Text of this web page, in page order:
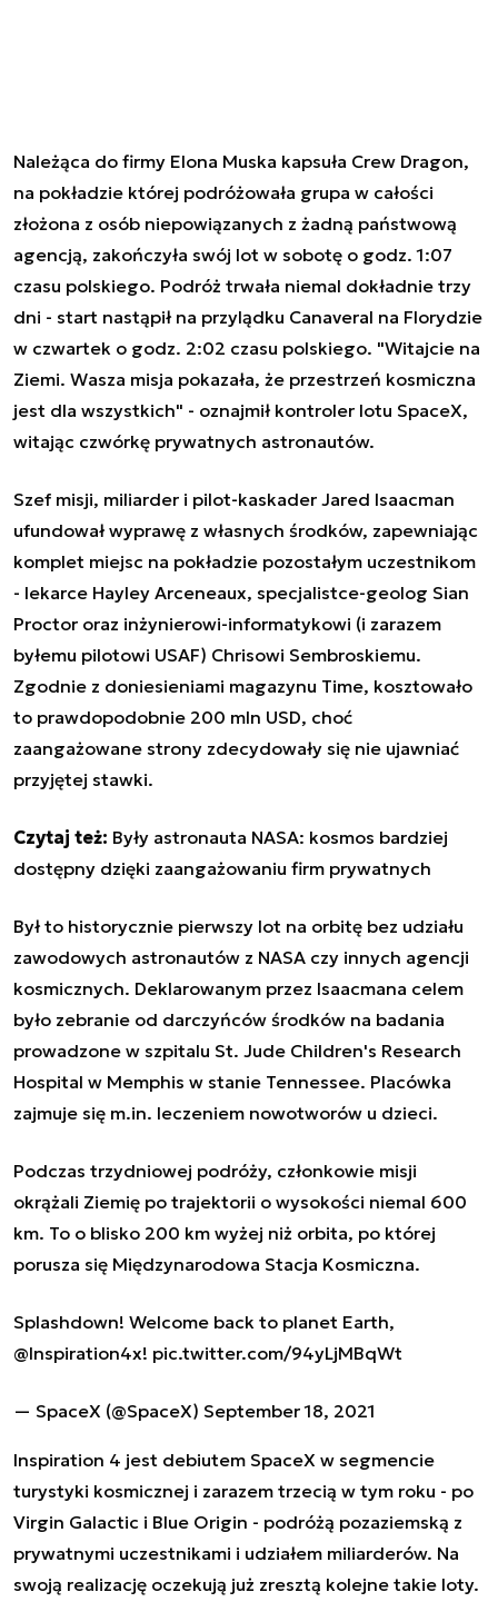
Należąca do firmy Elona Muska kapsuła Crew Dragon,
na pokładzie której podróżowała grupa w całości
złożona z osób niepowiązanych z żadną państwową
agencją, zakończyła swój lot w sobotę o godz. 1:07
czasu polskiego. Podróż trwała niemal dokładnie trzy
dni - start nastąpił na przylądku Canaveral na Florydzie
w czwartek o godz. 2:02 czasu polskiego. "Witajcie na
Ziemi. Wasza misja pokazała, że przestrzeń kosmiczna
jest dla wszystkich" - oznajmił kontroler lotu SpaceX,
witając czwórkę prywatnych astronautów.
Szef misji, miliarder i pilot-kaskader Jared Isaacman
ufundował wyprawę z własnych środków, zapewniając
komplet miejsc na pokładzie pozostałym uczestnikom
- lekarce Hayley Arceneaux, specjalistce-geolog Sian
Proctor oraz inżynierowi-informatykowi (i zarazem
byłemu pilotowi USAF) Chrisowi Sembroskiemu.
Zgodnie z doniesieniami magazynu Time, kosztowało
to prawdopodobnie 200 mln USD, choć
zaangażowane strony zdecydowały się nie ujawniać
przyjętej stawki.
Czytaj też: Były astronauta NASA: kosmos bardziej
dostępny dzięki zaangażowaniu firm prywatnych
Był to historycznie pierwszy lot na orbitę bez udziału
zawodowych astronautów z NASA czy innych agencji
kosmicznych. Deklarowanym przez Isaacmana celem
było zebranie od darczyńców środków na badania
prowadzone w szpitalu St. Jude Children's Research
Hospital w Memphis w stanie Tennessee. Placówka
zajmuje się m.in. leczeniem nowotworów u dzieci.
Podczas trzydniowej podróży, członkowie misji
okrążali Ziemię po trajektorii o wysokości niemal 600
km. To o blisko 200 km wyżej niż orbita, po której
porusza się Międzynarodowa Stacja Kosmiczna.
Splashdown! Welcome back to planet Earth,
@Inspiration4x! pic.twitter.com/94yLjMBqWt
— SpaceX (@SpaceX) September 18, 2021
Inspiration 4 jest debiutem SpaceX w segmencie
turystyki kosmicznej i zarazem trzecią w tym roku - po
Virgin Galactic i Blue Origin - podróżą pozaziemską z
prywatnymi uczestnikami i udziałem miliarderów. Na
swoją realizację oczekują już zresztą kolejne takie loty.